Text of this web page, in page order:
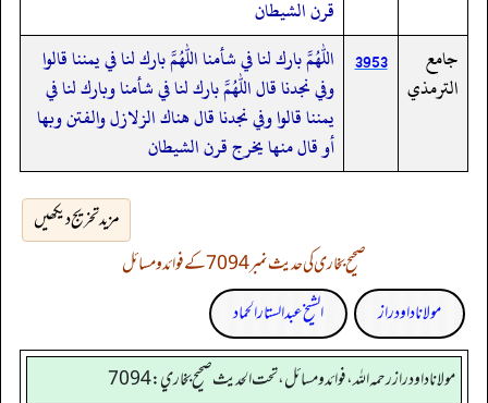
قرن الشيطان
جامع
الترمذي
3953
اللهم بارك لنا في شأمنا اللهم بارك لنا في يمننا قالوا
وفي نجدنا قال اللهم بارك لنا في شأمنا وبارك لنا في
يمننا قالوا وفي نجدنا قال هناك الزلازل والفتن وبها
أو قال منها يخرج قرن الشيطان
مزید تخریج دیکھیں
صحیح بخاری کی حدیث نمبر 7094 کے فوائد و مسائل
مولانا داود راز
الشیخ عبدالستار الحماد
مولانا داود راز رحمه الله، فوائد و مسائل، تحت الحديث صحيح بخاري: 7094